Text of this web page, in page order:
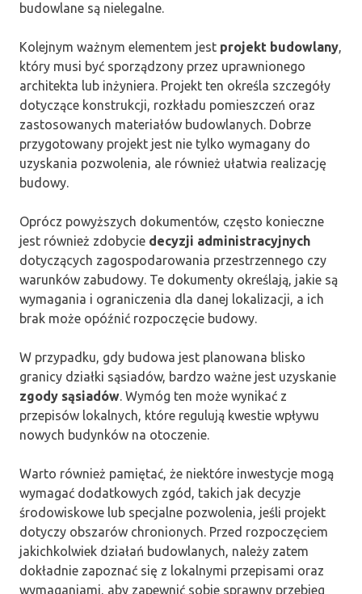
budowlane są nielegalne.
Kolejnym ważnym elementem jest projekt budowlany,
który musi być sporządzony przez uprawnionego
architekta lub inżyniera. Projekt ten określa szczegóły
dotyczące konstrukcji, rozkładu pomieszczeń oraz
zastosowanych materiałów budowlanych. Dobrze
przygotowany projekt jest nie tylko wymagany do
uzyskania pozwolenia, ale również ułatwia realizację
budowy.
Oprócz powyższych dokumentów, często konieczne
jest również zdobycie decyzji administracyjnych
dotyczących zagospodarowania przestrzennego czy
warunków zabudowy. Te dokumenty określają, jakie są
wymagania i ograniczenia dla danej lokalizacji, a ich
brak może opóźnić rozpoczęcie budowy.
W przypadku, gdy budowa jest planowana blisko
granicy działki sąsiadów, bardzo ważne jest uzyskanie
zgody sąsiadów. Wymóg ten może wynikać z
przepisów lokalnych, które regulują kwestie wpływu
nowych budynków na otoczenie.
Warto również pamiętać, że niektóre inwestycje mogą
wymagać dodatkowych zgód, takich jak decyzje
środowiskowe lub specjalne pozwolenia, jeśli projekt
dotyczy obszarów chronionych. Przed rozpoczęciem
jakichkolwiek działań budowlanych, należy zatem
dokładnie zapoznać się z lokalnymi przepisami oraz
wymaganiami, aby zapewnić sobie sprawny przebieg